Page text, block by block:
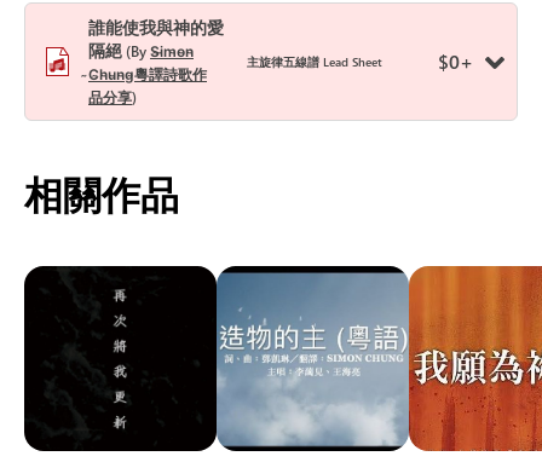
誰能使我與神的愛
隔絕 ByS̴i̴m̴o̴n̴
̴C̴h̴u̴n̴g̴粵譯詩歌作
品分享
主旋律五線譜 Lead Sheet $0+
相關作品